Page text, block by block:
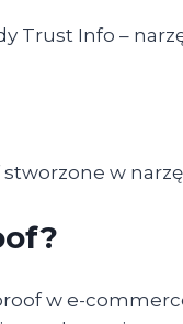
Trust Info –
w
w e-